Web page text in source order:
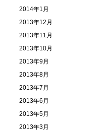
2014年1月
2013年12月
2013年11月
2013年10月
2013年9月
2013年8月
2013年7月
2013年6月
2013年5月
2013年3月